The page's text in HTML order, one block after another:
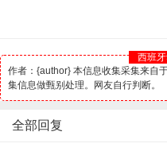
西班
作者：{author} 本信息收集采集来自
集信息做甄别处理。网友自行判断。
全部回复